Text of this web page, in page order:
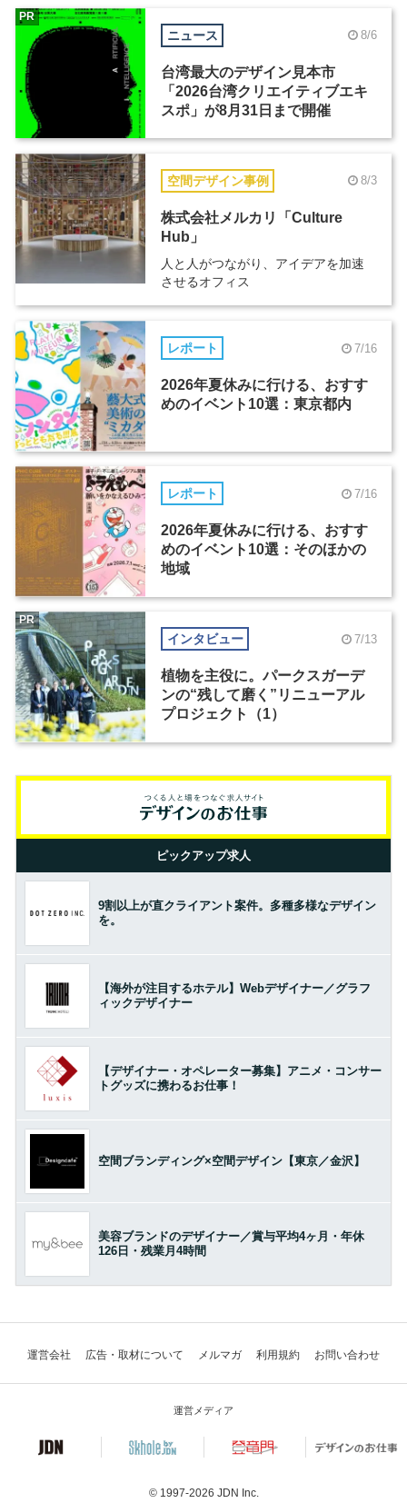
ニュース 8/6
台湾最大のデザイン見本市
「2026台湾クリエイティブエキ
スポ」が8月31日まで開催
PR
空間デザイン事例 8/3
株式会社メルカリ「Culture
Hub」
人と人がつながり、アイデアを加速
させるオフィス
レポート 7/16
2026年夏休みに行ける、おすす
めのイベント10選：東京都内
レポート 7/16
2026年夏休みに行ける、おすす
めのイベント10選：そのほかの
地域
インタビュー 7/13
植物を主役に。パークスガーデ
ンの“残して磨く”リニューアル
プロジェクト（1）
PR
ピックアップ求人
9割以上が直クライアント案件。多種多様なデザイン
を。
【海外が注目するホテル】Webデザイナー／グラフ
ィックデザイナー
【デザイナー・オペレーター募集】アニメ・コンサー
トグッズに携わるお仕事！
空間ブランディング×空間デザイン【東京／金沢】
美容ブランドのデザイナー／賞与平均4ヶ月・年休
126日・残業月4時間
運営会社 広告・取材について メルマガ 利用規約 お問い合わせ
運営メディア
© 1997-2026 JDN Inc.